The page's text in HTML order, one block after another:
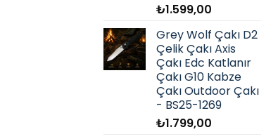
₺1.599,00
Grey Wolf Çakı D2
Çelik Çakı Axis
Çakı Edc Katlanır
Çakı G10 Kabze
Çakı Outdoor Çakı
- BS25-1269
₺1.799,00